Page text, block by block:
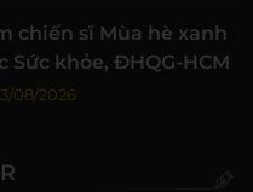
chiến sĩ Mùa hè xanh
Sức khỏe, ĐHQG-HCM
08/2026